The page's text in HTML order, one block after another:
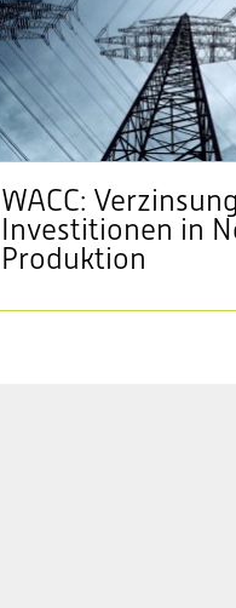
WACC:
Investitionen in
Produktion